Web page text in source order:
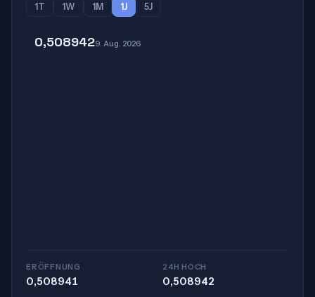
1T
1W 1M 1J 5J
0,5089429. Aug. 2026
ERÖFFNUNG
0,508941
24H HOCH
0,508942